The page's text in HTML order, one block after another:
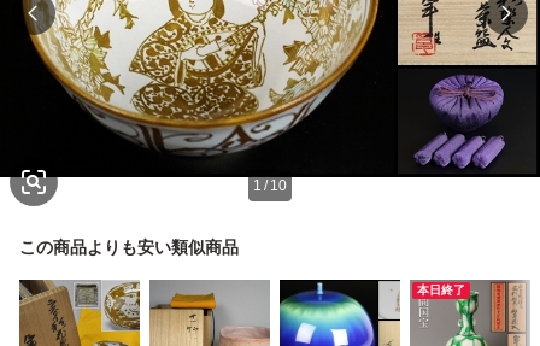
1 / 10
この商品よりも安い類似商品
本日終了